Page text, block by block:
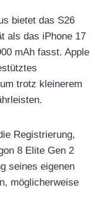
bietet das S26
als das iPhone 17
mAh fasst. Apple
trotz kleinerem
Registrierung,
8 Elite Gen 2
seines eigenen
möglicherweise